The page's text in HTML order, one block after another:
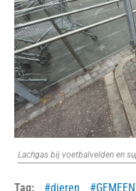
Lachgas bij voetbalvelden en
Tag: dieren